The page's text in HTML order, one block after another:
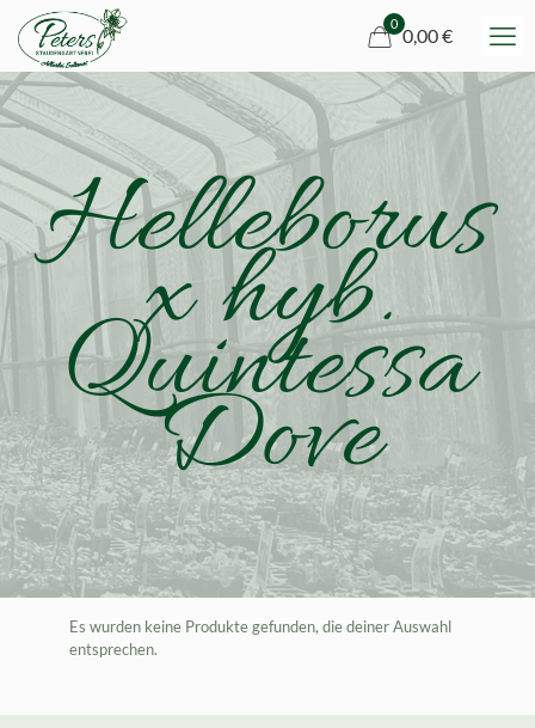
0
0,00 €
Helleborus
x hyb.
Quintessa
Dove
Es wurden keine Produkte gefunden, die deiner Auswahl
entsprechen.